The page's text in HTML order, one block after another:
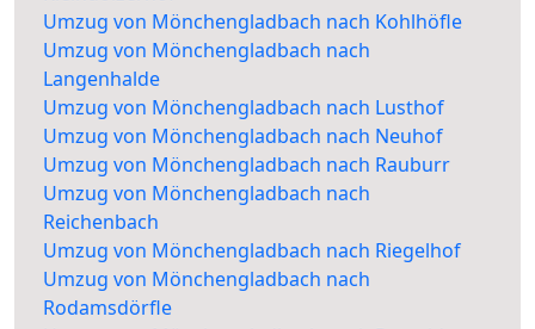
Umzug von Mönchengladbach nach Kohlhöfle
Umzug von Mönchengladbach nach
Langenhalde
Umzug von Mönchengladbach nach Lusthof
Umzug von Mönchengladbach nach Neuhof
Umzug von Mönchengladbach nach Rauburr
Umzug von Mönchengladbach nach
Reichenbach
Umzug von Mönchengladbach nach Riegelhof
Umzug von Mönchengladbach nach
Rodamsdörfle